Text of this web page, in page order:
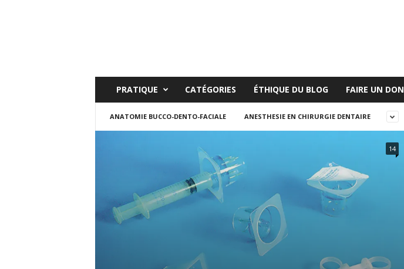
PRATIQUE CATÉGORIES ÉTHIQUE DU BLOG FAIRE UN DON
ANATOMIE BUCCO-DENTO-FACIALE ANESTHESIE EN CHIRURGIE DENTAIRE
14